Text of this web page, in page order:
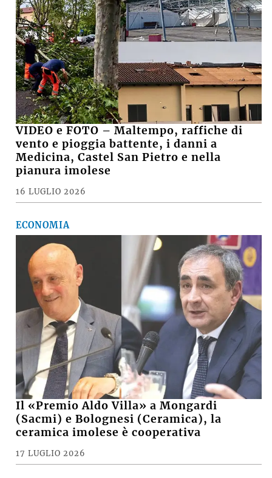
VIDEO e FOTO – Maltempo, raffiche di
vento e pioggia battente, i danni a
Medicina, Castel San Pietro e nella
pianura imolese
16 LUGLIO 2026
ECONOMIA
Il «Premio Aldo Villa» a Mongardi
(Sacmi) e Bolognesi (Ceramica), la
ceramica imolese è cooperativa
17 LUGLIO 2026